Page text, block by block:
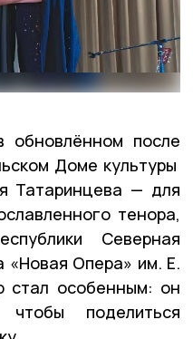
обновлённом после
Доме культуры
Татаринцева — для
тенора,
Северная
«Новая Опера» им. Е.
стал особенным: он
поделиться